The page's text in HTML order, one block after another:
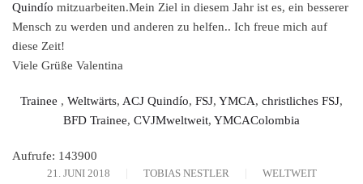
Quindío mitzuarbeiten.Mein Ziel in diesem Jahr ist es, ein besserer
Mensch zu werden und anderen zu helfen.. Ich freue mich auf
diese Zeit!
Viele Grüße Valentina
Trainee , Weltwärts, ACJ Quindío, FSJ, YMCA, christliches FSJ,
BFD Trainee, CVJMweltweit, YMCAColombia
Aufrufe: 143900
21. JUNI 2018 TOBIAS NESTLER WELTWEIT